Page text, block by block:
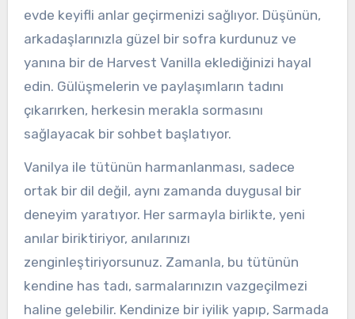
evde keyifli anlar geçirmenizi sağlıyor. Düşünün,
arkadaşlarınızla güzel bir sofra kurdunuz ve
yanına bir de Harvest Vanilla eklediğinizi hayal
edin. Gülüşmelerin ve paylaşımların tadını
çıkarırken, herkesin merakla sormasını
sağlayacak bir sohbet başlatıyor.
Vanilya ile tütünün harmanlanması, sadece
ortak bir dil değil, aynı zamanda duygusal bir
deneyim yaratıyor. Her sarmayla birlikte, yeni
anılar biriktiriyor, anılarınızı
zenginleştiriyorsunuz. Zamanla, bu tütünün
kendine has tadı, sarmalarınızın vazgeçilmezi
haline gelebilir. Kendinize bir iyilik yapıp, Sarmada